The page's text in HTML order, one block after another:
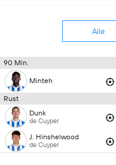
Alle
90 Min.
Minteh
Rust
Dunk
de Cuyper
J. Hinshelwood
de Cuyper